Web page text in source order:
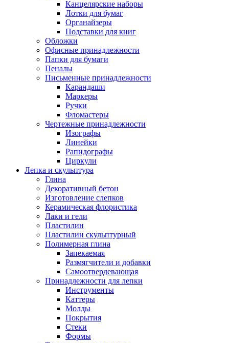
Канцелярские наборы
Лотки для бумаг
Органайзеры
Подставки для книг
Обложки
Офисные принадлежности
Папки для бумаги
Пеналы
Письменные принадлежности
Карандаши
Маркеры
Ручки
Фломастеры
Чертежные принадлежности
Изографы
Линейки
Рапидографы
Циркули
Лепка и скульптура
Глина
Декоративный бетон
Изготовление слепков
Керамическая флористика
Лаки и гели
Пластилин
Пластилин скульптурный
Полимерная глина
Запекаемая
Размягчители и добавки
Самоотвердевающая
Принадлежности для лепки
Инструменты
Каттеры
Молды
Покрытия
Стеки
Формы